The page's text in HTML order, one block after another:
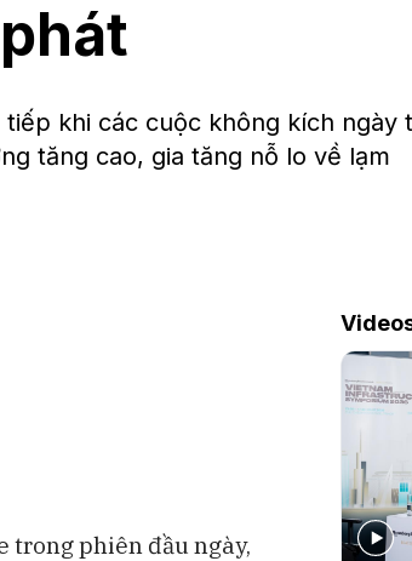
khi các cuộc không kích ngày
tăng cao, gia tăng nỗ lo về lạm
trong phiên đầu ngày,